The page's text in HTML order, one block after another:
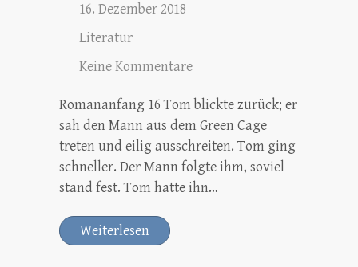
16. Dezember 2018
Literatur
Keine Kommentare
Romananfang 16 Tom blickte zurück; er
sah den Mann aus dem Green Cage
treten und eilig ausschreiten. Tom ging
schneller. Der Mann folgte ihm, soviel
stand fest. Tom hatte ihn…
Weiterlesen